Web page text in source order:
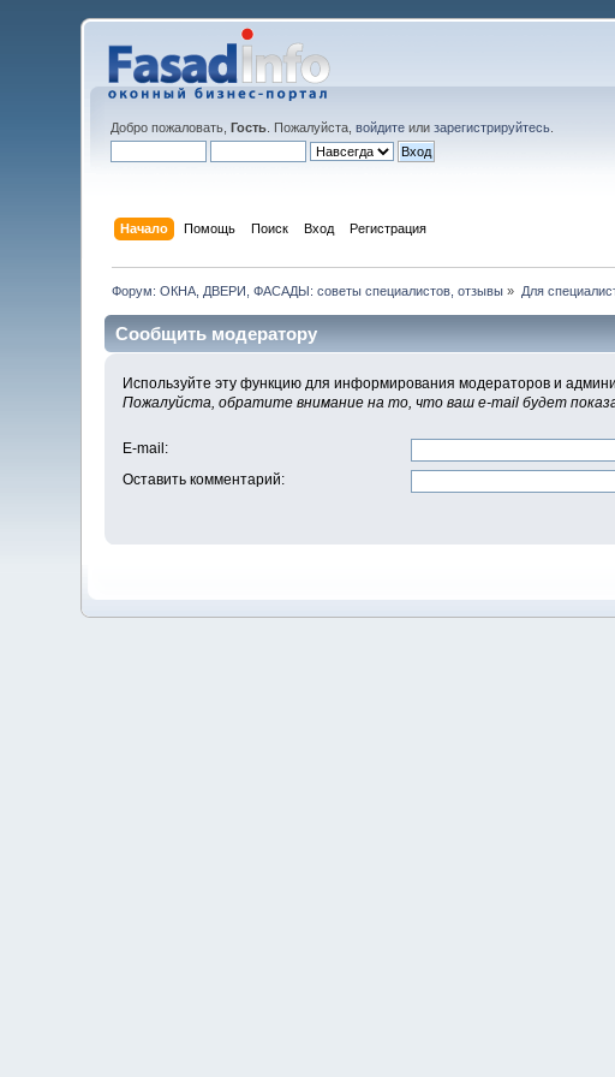
Добро пожаловать,Гость . Пожалуйста,войдите илизарегистрируйтесь
Начало Помощь Поиск Вход Регистрация
Форум: ОКНА, ДВЕРИ, ФАСАДЫ: советы специалистов, отзывы » Для
Сообщить модератору
Используйте эту функцию для информирования модераторов и
Пожалуйста, обратите внимание на то, что ваш e-mail будет
E-mail :
Оставить комментарий: